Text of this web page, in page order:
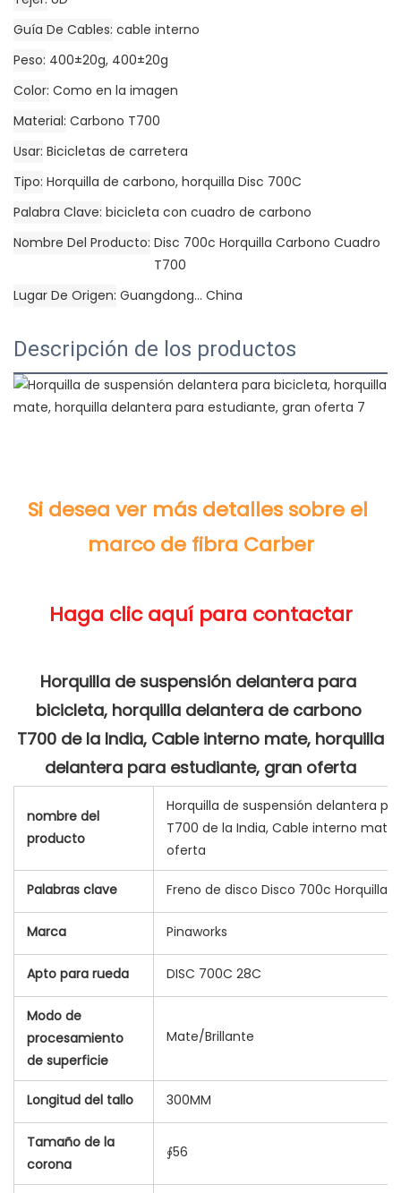
Guía De Cables cable interno
Peso 400±20g, 400±20g
Color Como en la imagen
Material Carbono T700
Usar Bicicletas de carretera
Tipo Horquilla de carbono, horquilla Disc 700C
Palabra Clave bicicleta con cuadro de carbono
Nombre Del Producto Disc 700c Horquilla Carbono Cuadro
T700
Lugar De Origen Guangdong... China
Descripción de los productos
Si desea ver más detalles sobre el
marco de fibra Carber
Haga clic aquí para contactar
Horquilla de suspensión delantera para
bicicleta, horquilla delantera de carbono
T700 de la India, Cable interno mate, horquilla
nombre del
producto
Horquilla de suspensión delantera
T700 de la India, Cable interno
oferta
Palabras clave Freno de disco Disco 700c Horquilla
Marca Pinaworks
Apto para rueda DISC 700C 28C
Modo de
procesamiento
de superficie
Mate/Brillante
Longitud del tallo 300MM
Tamaño de la
corona
∮56